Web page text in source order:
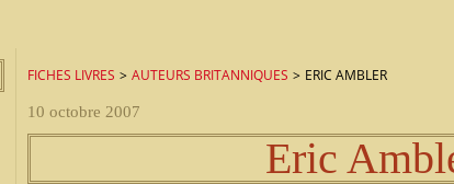
FICHES LIVRES > AUTEURS BRITANNIQUES > ERIC AMBLER
10 octobre 2007
Eric